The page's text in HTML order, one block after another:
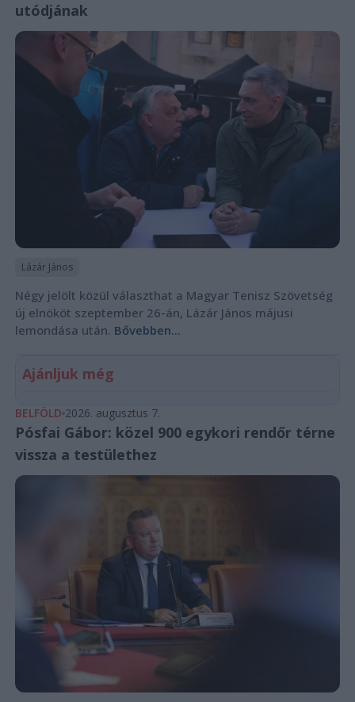
utódjának
Lázár János
Négy jelölt közül választhat a Magyar Tenisz Szövetség
új elnököt szeptember 26-án, Lázár János májusi
lemondása után. Bővebben...
Ajánljuk még
BELFÖLD 2026. augusztus 7.
Pósfai Gábor: közel 900 egykori rendőr térne
vissza a testülethez